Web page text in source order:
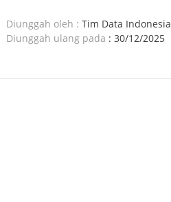
Diunggah oleh : Tim Data Indonesia
Diunggah ulang pada : 30/12/2025